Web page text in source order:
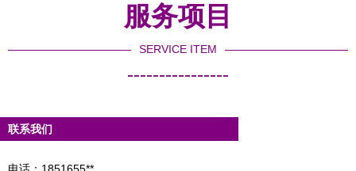
服务项目
SERVICE ITEM
----------------
联系我们